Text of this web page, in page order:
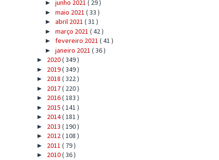
► junho 2021 ( 29 )
► maio 2021 ( 33 )
► abril 2021 ( 31 )
► março 2021 ( 42 )
► fevereiro 2021 ( 41 )
► janeiro 2021 ( 36 )
► 2020( 349 )
► 2019( 349 )
► 2018 ( 322 )
► 2017( 220 )
► 2016( 183 )
► 2015 ( 141 )
► 2014( 181 )
► 2013 ( 190 )
► 2012( 108 )
► 2011 ( 79 )
► 2010( 36 )